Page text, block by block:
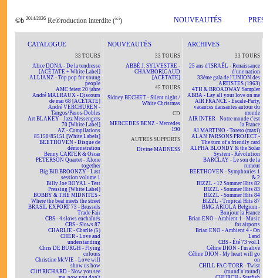
©b 2014/2026 Re℗roduction interdite (ici) NOUVEAUTÉS
CATALOGUE
33 TOURS
Alice DONA - De la tendresse
[ACÉTATE + White Label]
ALLIANZ - Top pop for young
people
AMC feiert 20 jahre
André MALRAUX - Discours
de mai 68 [ACÉTATE]
André VERCHUREN -
Tangos/Pasos-Dobles
Art BLAKEY - Jazz Messengers
70 [White Label]
AZ - Compilations
85150/85151 [White Labels]
BEETHOVEN - Disque de
démonstration
Benny CARTER & Oscar
PETERSON Quartet - Alone
together
Big Bill BROONZY - Last
session volume 1
Billy Joe ROYAL - Test
Pressing [White Label]
BOBBY & THE MIDNITES -
Where the beat meets the street
BRASIL EXPORT 73 - Brussels
Trade Fair
CBS - 4 slows enchaînés
CBS - Slows 87
CHARLIE - Charlie (5)
CHER - Love and
understanding
Chris DE BURGH - Flying
colours
Christine McVIE - Love will
show us how
Cliff RICHARD - Now you see
NOUVEAUTÉS
33 TOURS
ABBÉ J. SYLVESTRE -
CHAMBORIGAUD
[ACÉTATE]
45 TOURS
Sidney BECHET - Silent night /
White Christmas
CD
MERCEDES BENZ - Mercedes
190
AUTRES SUPPORTS
Divine MADNESS
ARCHIVES
33 TOURS
25 ans d'ISRAËL - Renaissance
d'une nation
33ème gala de l'UNION des
ARTISTES (1963)
4TH & BROADWAY Sampler
ABBA - Lay all your love on me
AIR FRANCE - Escale-Party,
vacances dansantes autour du
monde
AIR INTER - Notre monde c'est
la France
Al MARTINO - Torero (maxi)
ALAN PARSONS PROJECT -
The turn of a friendly card
ALPHA BLONDY & the Solar
System - Révolution
BARCLAY - Le son de la
rumeur
BEETHOVEN - Symphonies 1
& 2
BIZZL - 12 Sommer Hits 82
BIZZL - Sommer Hits 83
BIZZL - Sommer Hits 84
BIZZL - Tropical Hits 87
BMG ARIOLA Belgium -
Bonjour la France
Brian ENO - Ambient 1 - Music
for airports
Brian ENO - Ambient 4 - On
Land
CBS - Été 73 vol.1
Céline DION - I'm alive
Céline DION - My heart will go
on
CHILL FAC-TORR - Twist
(round'n'round)